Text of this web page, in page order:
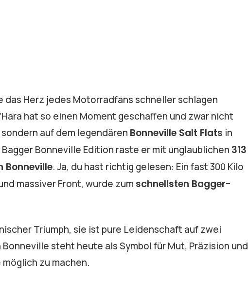
das Herz jedes Motorradfans schneller schlagen
hat so einen Moment geschaffen und zwar nicht
auf dem legendären Bonneville Salt Flats in
Bonneville Edition raste er mit unglaublichen 313
Bonneville. Ja, du hast richtig gelesen: Ein fast 300 Kilo
massiver Front, wurde zum schnellsten Bagger-
Triumph, sie ist pure Leidenschaft auf zwei
steht heute als Symbol für Mut, Präzision und
zu machen.